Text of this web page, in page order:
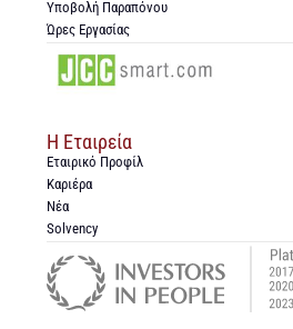
Υποβολή Παραπόνου
Ώρες Εργασίας
Η Εταιρεία
Εταιρικό Προφίλ
Καριέρα
Νέα
Solvency